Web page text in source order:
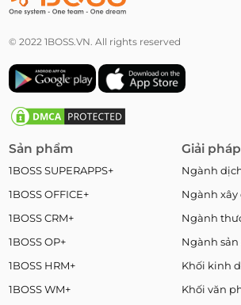
© 2022 1BOSS.VN. All rights reserved
Sản phẩm
1BOSS SUPERAPPS+
1BOSS OFFICE+
1BOSS CRM+
1BOSS OP+
1BOSS HRM+
1BOSS WM+
Giải pháp
Ngành
Ngành
Ngành
Ngành
Khối kinh
Khối văn